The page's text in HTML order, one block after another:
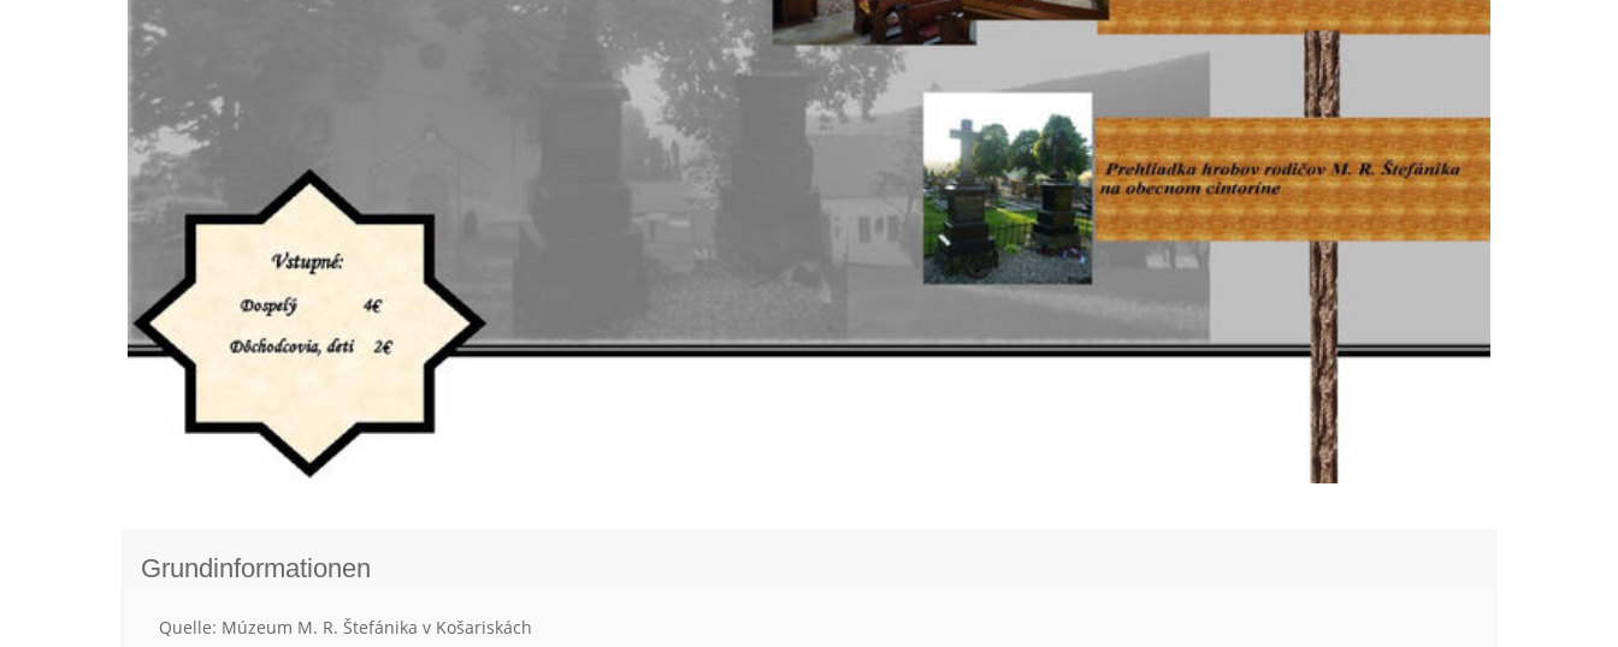
Grundinformationen
Quelle: Múzeum M. R. Štefánika v Košariskách